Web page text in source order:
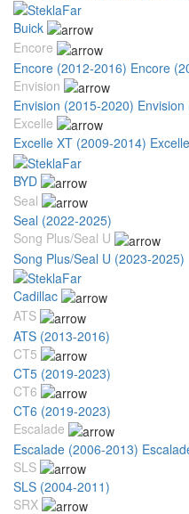
Buick
Encore
Encore (2012-2016) Encore
Envision
Envision (2015-2020)
Excelle
Excelle XT (2009-2014)
BYD
Seal
Seal (2022-2025)
Song Plus/Seal U
Song Plus/Seal U (2023-2025)
Cadillac
ATS
ATS (2013-2016)
CT5
CT5 (2019-2023)
CT6
CT6 (2019-2023)
Escalade
Escalade (2006-2013)
SLS
SLS (2004-2011)
SRX